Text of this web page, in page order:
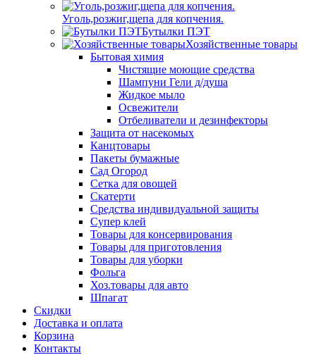
Уголь,розжиг,щепа для копчения.
Бутылки ПЭТ
Хозяйственные товары
Бытовая химия
Чистящие моющие средства
Шампуни Гели д/душа
Жидкое мыло
Освежители
Отбеливатели и дезинфекторы
Защита от насекомых
Канцтовары
Пакеты бумажные
Сад Огород
Сетка для овощей
Скатерти
Средства индивидуальной защиты
Супер клей
Товары для консервирования
Товары для приготовления
Товары для уборки
Фольга
Хоз.товары для авто
Шпагат
Скидки
Доставка и оплата
Корзина
Контакты